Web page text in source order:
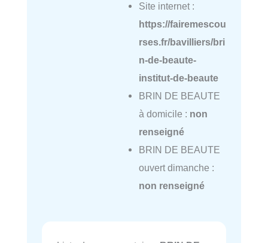
Site internet :
https://fairemescou
rses.fr/bavilliers/bri
n-de-beaute-
institut-de-beaute
BRIN DE BEAUTE
à domicile : non
renseigné
BRIN DE BEAUTE
ouvert dimanche :
non renseigné